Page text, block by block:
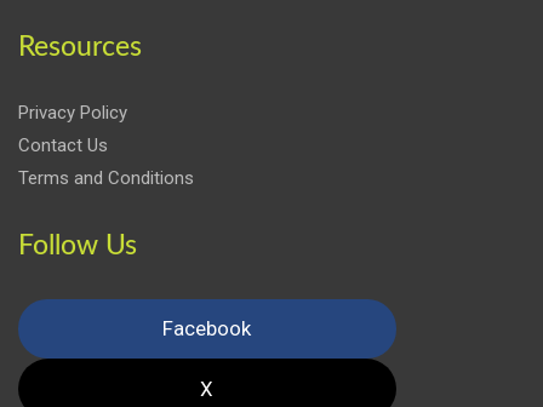
Resources
Privacy Policy
Contact Us
Terms and Conditions
Follow Us
Facebook
X